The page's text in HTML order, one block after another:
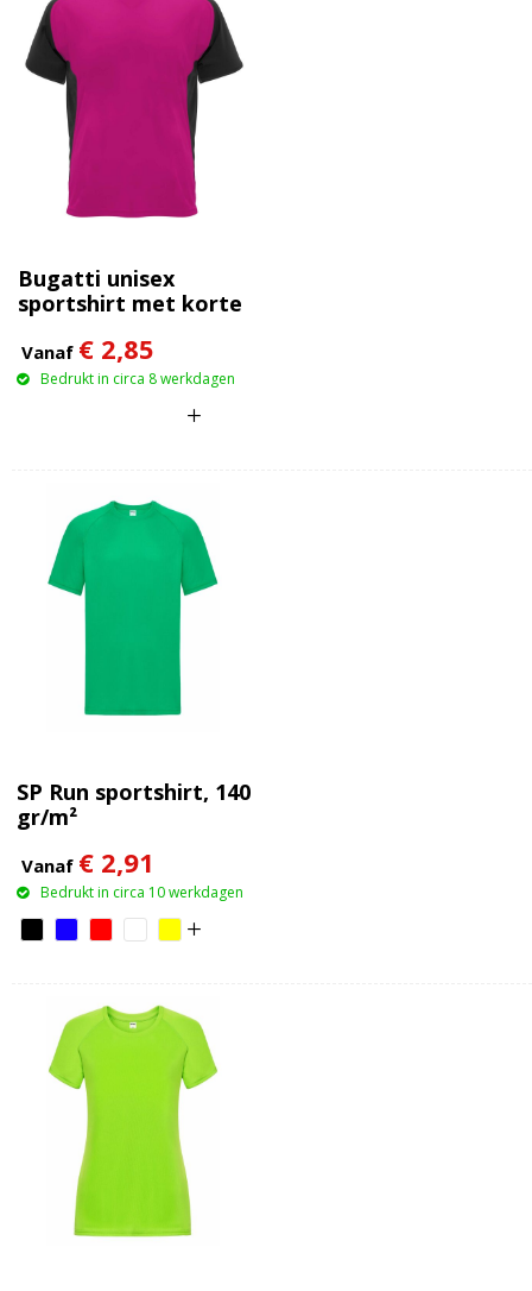
Bugatti unisex
sportshirt met korte
Vanaf € 2,85
Bedrukt in circa 8 werkdagen
SP Run sportshirt, 140
gr/m²
Vanaf € 2,91
Bedrukt in circa 10 werkdagen